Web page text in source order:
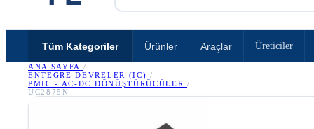
Tüm Kategoriler Ürünler Araçlar Üreticiler
ANA SAYFA /
ENTEGRE DEVRELER (IC) /
PMIC - AC-DC DÖNÜŞTÜRÜCÜLER /
UC2875N